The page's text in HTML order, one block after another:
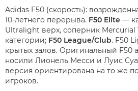
Adidas F50 (скорость):
10-летнего перерыва. F50 Elite —
Ultralight верх, соперник Mercurial
категории; F50 League/Club. F50
крытых залов. Оригинальный F50
носили Лионель Месси и Луис
версия ориентирована на то же
игроков.